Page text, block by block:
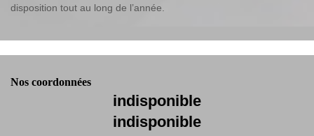
disposition tout au long de l’année.
Nos coordonnées
indisponible
indisponible